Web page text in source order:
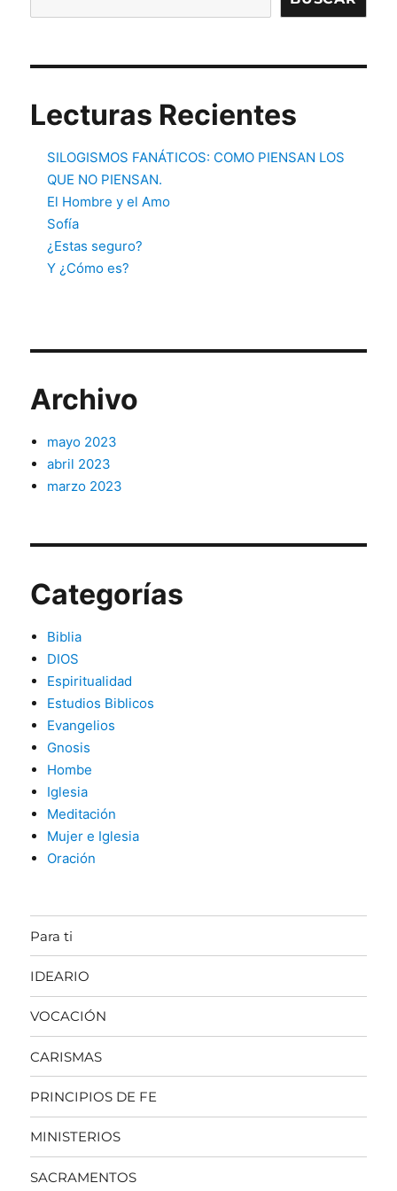
Lecturas Recientes
SILOGISMOS FANÁTICOS: COMO PIENSAN LOS
QUE NO PIENSAN.
El Hombre y el Amo
Sofía
¿Estas seguro?
Y ¿Cómo es?
Archivo
mayo 2023
abril 2023
marzo 2023
Categorías
Biblia
DIOS
Espiritualidad
Estudios Biblicos
Evangelios
Gnosis
Hombe
Iglesia
Meditación
Mujer e Iglesia
Oración
Para ti
IDEARIO
VOCACIÓN
CARISMAS
PRINCIPIOS DE FE
MINISTERIOS
SACRAMENTOS